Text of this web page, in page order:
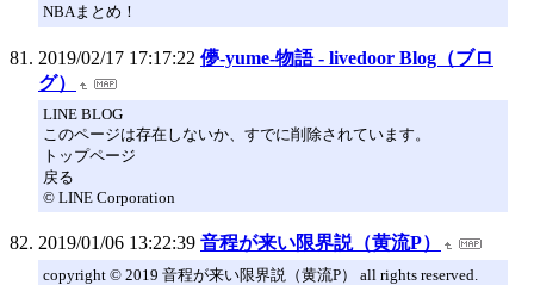
NBAまとめ！
2019/02/17 17:17:22 儚-yume-物語 - livedoor Blog（ブロ
グ）
LINE BLOG
このページは存在しないか、すでに削除されています。
トップページ
戻る
© LINE Corporation
2019/01/06 13:22:39 音程が来い限界説（黄流P）
copyright © 2019 音程が来い限界説（黄流P） all rights reserved.